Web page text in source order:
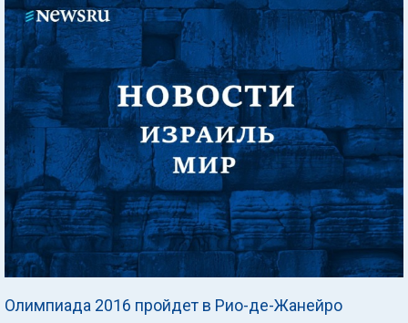
Олимпиада 2016 пройдет в Рио-де-Жанейро